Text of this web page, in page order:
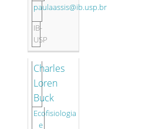
paulaassis@ib.usp.br
IB-
USP
Charles
Loren
Buck
Ecofisiologia
e